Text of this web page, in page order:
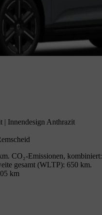
Innendesign Anthrazit
CO₂-Emissionen, kombiniert:
gesamt (WLTP): 650 km.
km